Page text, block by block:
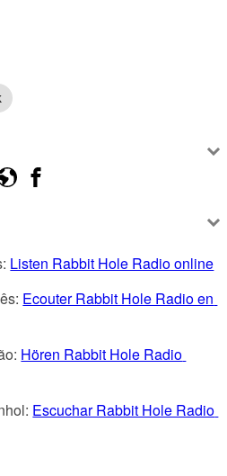
Listen Rabbit Hole Radio online
Ecouter Rabbit Hole Radio en
Hören Rabbit Hole Radio
Escuchar Rabbit Hole Radio